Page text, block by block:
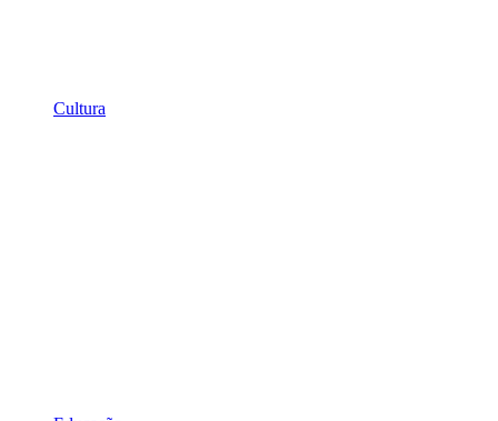
Cultura